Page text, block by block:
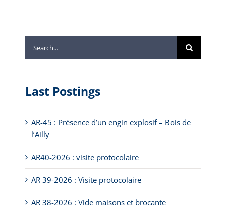
for:
Last Postings
AR-45 : Présence d’un engin explosif – Bois de
l’Ailly
AR40-2026 : visite protocolaire
AR 39-2026 : Visite protocolaire
AR 38-2026 : Vide maisons et brocante